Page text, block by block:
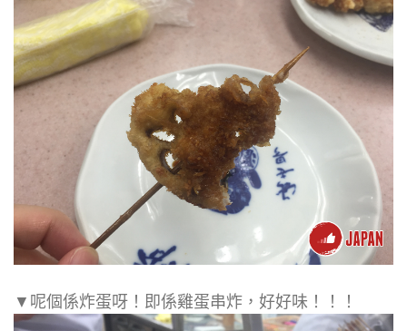
▼呢個係炸蛋呀！即係雞蛋串炸，好好味！！！